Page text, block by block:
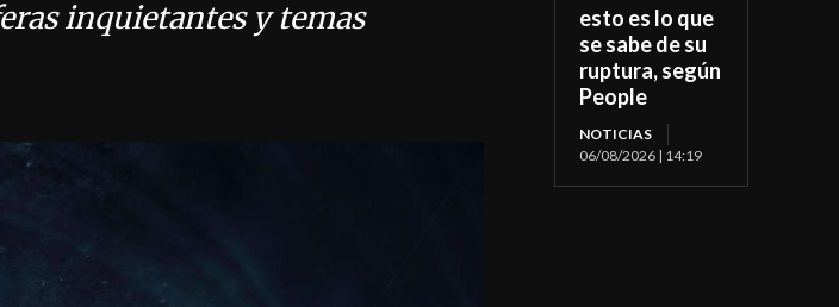
inquietantes y temas
esto es lo que
se sabe de su
ruptura, según
People
NOTICIAS
06/08/2026 | 14:19